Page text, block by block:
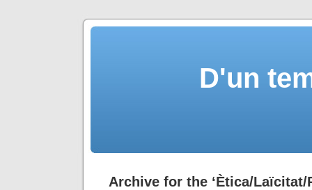
D'un
Archive for the ‘Ètica/Laïcitat/